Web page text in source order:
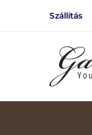
Szállítás